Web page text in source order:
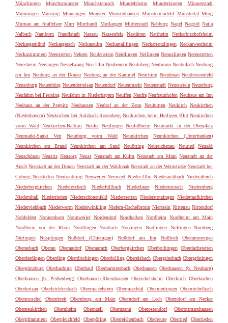
Münchingen
Münchsmünster Münchsteinach Mundelsheim Munderkingen
Münnerstadt
Munningen Münsing Münsingen Münster Münsterhausen Münstermaifeld Münstertal Murg
Murnau am Staffelsee Murr Murrhardt Mutlangen Mutterstadt Nabburg Nagel Nagold Naila
Nalbach
Namborn Nandlstadt Nassau Nassenfels Nastätten Nattheim
Neckarbischofsheim
Neckargemünd Neckargerach Neckarsulm Neckartailfingen Neckartenzlingen Neckarwestheim
Neckarzimmern Neenstetten Nehren Neidenstein Neidlingen Nellingen Nennslingen Nerenstetten
Neresheim Nersingen Nesselwang Neu-Ulm Neubeuern Neubiberg Neubrunn Neubulach Neuburg
am Inn Neuburg an der Donau Neuburg an der Kammel Neuching Neudenau Neudrossenfeld
Neuenburg Neuenbürg Neuendettelsau Neuendorf Neuenmarkt Neuenstadt Neuenstein Neuerburg
Neufahrn bei Freising Neufahrn in Niederbayern Neuffen Neufra Neufraunhofen Neuhaus am Inn
Neuhaus an der Pegnitz
Neuhausen Neuhof an der Zenn Neuhütten Neukirch Neukirchen
(Niederbayern) Neukirchen bei Sulzbach-Rosenberg Neukirchen beim Heiligen Blut Neukirchen
vorm Wald Neukirchen-Balbini Neuler Neulingen Neulußheim
Neumarkt in der Oberpfalz
Neumarkt-Sankt Veit
Neunburg vorm Wald Neunkirchen
Neunkirchen (Unterfranken)
Neunkirchen am Brand
Neunkirchen am Sand Neuötting Neureichenau Neuried
Neusäß
Neuschönau Neusitz Neusorg Neuss Neustadt am Kulm Neustadt am Main Neustadt an der
Aisch Neustadt an der Donau Neustadt an der Waldnaab Neustadt an der Weinstraße Neustadt bei
Coburg Neustetten Neutraubling Neuweiler Neuwied Nieder-Olm Niederaichbach Niederalteich
Niederbergkirchen
Niedereschach Niederfüllbach Niederlauer Niedermurach
Niedernberg
Niedernhall
Niederrieden Niederschönenfeld Niederstetten Niederstotzingen Niedertaufkirchen
Niederviehbach Niederwerrn Niederwinkling Niefern-Öschelbronn Nierstein Nittenau Nittendorf
Nohfelden Nonnenhorn Nonnweiler Nordendorf Nordhalben Nordheim
Nordheim am Main
Nordheim vor der Rhön
Nördlingen Nordrach Notzingen Nüdlingen Nufringen
Nürnberg
Nürtingen
Nusplingen Nußdorf (Chiemgau) Nußdorf am Inn Nußloch
Oberammergau
Oberasbach
Oberau Oberaudorf Oberaurach Oberbergkirchen Oberboihingen
Oberdachstetten
Oberderdingen Oberding Oberdischingen Oberdolling Oberelsbach Obergriesbach Obergröningen
Obergünzburg Oberhaching Oberhaid Oberharmersbach Oberhausen Oberhausen (b. Neuburg)
Oberhausen (b. Peißenberg) Oberhausen-Rheinhausen Oberickelsheim Oberkirch Oberkochen
Oberkotzau
Oberleichtersbach Obermaiselstein Obermarchtal Obermeitingen
Obermichelbach
Obermoschel
Obernbreit Obernburg am Main Oberndorf am Lech
Oberndorf am Neckar
Oberneukirchen
Obernheim Obernzell Obernzenn Oberostendorf
Oberottmarshausen
Oberpframmern
Oberpleichfeld Oberpöring Oberreichenbach Oberreute Oberried
Oberrieden